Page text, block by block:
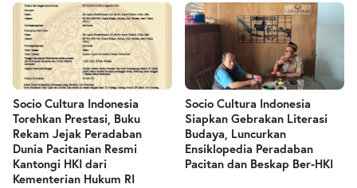
Socio Cultura Indonesia
Torehkan Prestasi, Buku
Rekam Jejak Peradaban
Dunia Pacitanian Resmi
Kantongi HKI dari
Kementerian Hukum RI
Socio Cultura Indonesia
Siapkan Gebrakan Literasi
Budaya, Luncurkan
Ensiklopedia Peradaban
Pacitan dan Beskap Ber-HKI